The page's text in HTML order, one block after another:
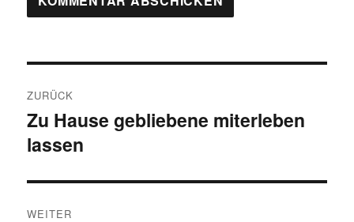
ZURÜCK
Vorheriger
Beitrag:
Zu Hause gebliebene miterleben
lassen
WEITER